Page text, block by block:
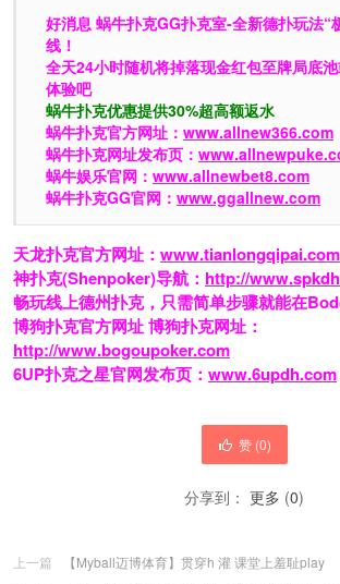
好消息 蜗牛扑克GG扑克室-全新德扑玩法“
线！
全天24小时随机将掉落现金红包至牌局底
体验吧
蜗牛扑克优惠提供30%超高额返水
蜗牛扑克官方网址： www.allnew366.com
蜗牛扑克网址发布页：
蜗牛娱乐官网： www.allnewbet8.com
蜗牛扑克GG官网： www.ggallnew.com
天龙扑克官方网址： www.tianlongqipai.com
神扑克(Shenpoker)导航： http://
畅玩线上德州扑克，只需简单步骤就能在
博狗扑克官方网址 博狗扑克网址：
http://www.bogoupoker.com
6UP扑克之星官网发布页： www.6updh.com
赞 (0)
分享到： 更多 (0)
上一篇
【Myball迈博体育】贯穿h 灌 课堂上羞耻play